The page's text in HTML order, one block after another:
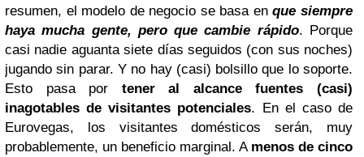
resumen, el modelo de negocio se basa enque siempre
haya mucha gente, pero que cambie rápido. Porque
casi nadie aguanta siete días seguidos (con sus noches)
jugando sin parar. Y no hay (casi) bolsillo que lo soporte.
Esto pasa por tener al alcance fuentes (casi)
inagotables de visitantes potenciales. En el caso de
Eurovegas, los visitantes domésticos serán, muy
probablemente, un beneficio marginal. A menos de cinco